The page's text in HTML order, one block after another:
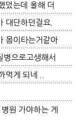
고 전력은 더 모
겨울엔 추움 옷
름은 집을나가
겠네요.
었는데 올해 더
요. 제발 비가 쏟
대단하던걸요.
지상으로 올라와
랬죠. 엔간하면
배달시키고 집
일이네요. 비좀
더라구요. 내일
몸이타는거같아
처서가 되면
러다가 여름나
는 팬달린 조
요 태풍이라도
병으로고생해서
리는병이죠 여
재발이 잦은편
좋아하시나요
먹게 되네 ..
원 가야하는 게